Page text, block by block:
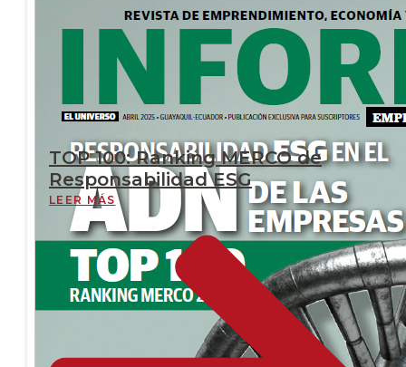
TOP 100: Ranking MERCO de
Responsabilidad ESG
LEER MÁS